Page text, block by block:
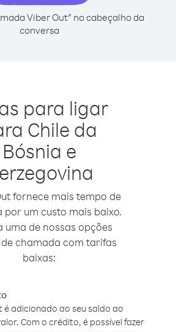
Viber Out” no cabeçalho da
conversa
para ligar
Chile da
Bósnia e
fornece mais tempo de
por um custo mais baixo.
uma de nossas opções
chamada com tarifas
baixas:
é adicionado ao seu saldo ao
Com o crédito, é possível fazer